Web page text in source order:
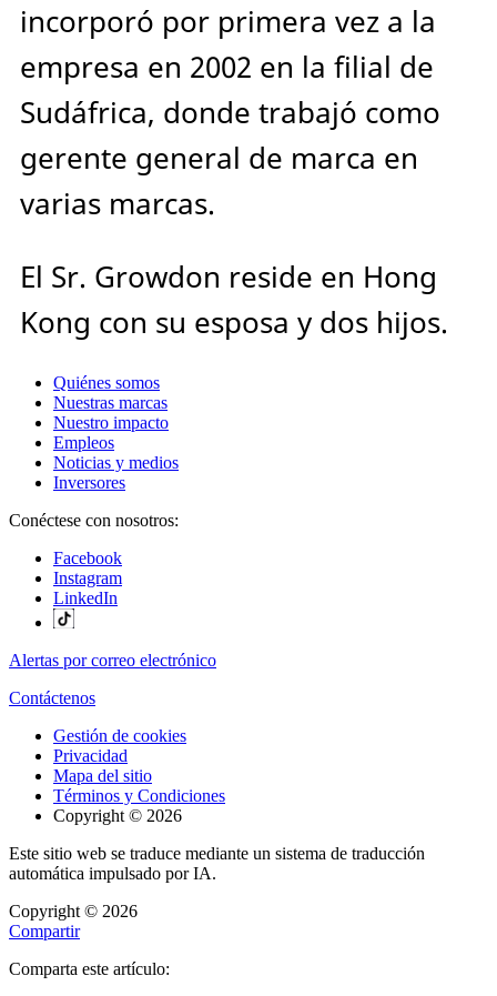
incorporó por primera vez a la
empresa en 2002 en la filial de
Sudáfrica, donde trabajó como
gerente general de marca en
varias marcas.
El Sr. Growdon reside en Hong
Kong con su esposa y dos hijos.
Quiénes somos
Nuestras marcas
Nuestro impacto
Empleos
Noticias y medios
Inversores
Conéctese con nosotros:
Facebook
Instagram
LinkedIn
Alertas por correo electrónico
Contáctenos
Gestión de cookies
Privacidad
Mapa del sitio
Términos y Condiciones
Copyright © 2026
Este sitio web se traduce mediante un sistema de traducción
automática impulsado por IA.
Copyright © 2026
Compartir
Comparta este artículo: